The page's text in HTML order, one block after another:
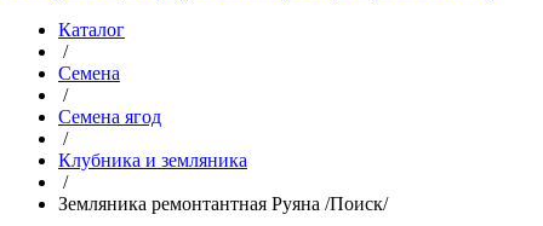
Каталог
/
Семена
/
Семена ягод
/
Клубника и земляника
/
Земляника ремонтантная Руяна /Поиск/